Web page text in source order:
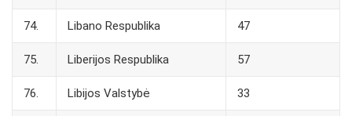
74. Libano Respublika 47
75. Liberijos Respublika 57
76. Libijos Valstybė 33